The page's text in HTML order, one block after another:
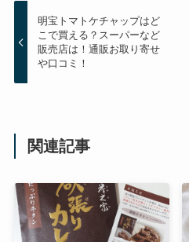
明宝トマトケチャップはど
こで買える？スーパーなど
販売店は！通販お取り寄せ
や口コミ！
関連記事